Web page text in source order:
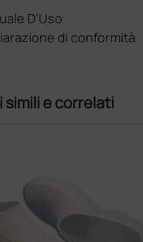
D'Uso
di conformità
simili e correlati